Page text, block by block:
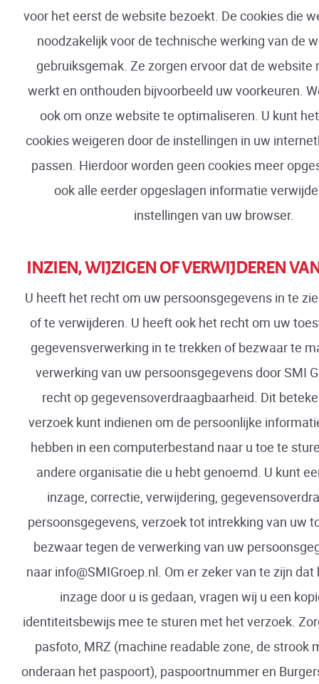
voor het eerst de website bezoekt. De cookies die
noodzakelijk voor de technische werking van de
gebruiksgemak. Ze zorgen ervoor dat de website
werkt en onthouden bijvoorbeeld uw voorkeuren.
ook om onze website te optimaliseren. U kunt
cookies weigeren door de instellingen in uw
passen. Hierdoor worden geen cookies meer
ook alle eerder opgeslagen informatie
instellingen van uw browser.
INZIEN, WIJZIGEN OF VERWIJDEREN
U heeft het recht om uw persoonsgegevens in te
of te verwijderen. U heeft ook het recht om uw
gegevensverwerking in te trekken of bezwaar te
verwerking van uw persoonsgegevens door SMI
recht op gegevensoverdraagbaarheid. Dit
verzoek kunt indienen om de persoonlijke
hebben in een computerbestand naar u toe te
andere organisatie die u hebt genoemd. U kunt
inzage, correctie, verwijdering,
persoonsgegevens, verzoek tot intrekking van uw
bezwaar tegen de verwerking van uw
naar info@SMIGroep.nl. Om er zeker van te zijn
inzage door u is gedaan, vragen wij u een
identiteitsbewijs mee te sturen met het verzoek.
pasfoto, MRZ (machine readable zone, de strook
onderaan het paspoort), paspoortnummer en